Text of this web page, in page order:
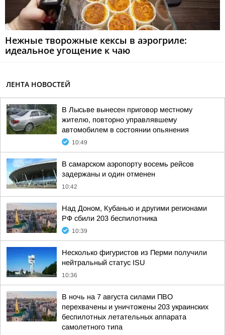
Нежные творожные кексы в аэрогриле:
идеальное угощение к чаю
ЛЕНТА НОВОСТЕЙ
В Лысьве вынесен приговор местному
жителю, повторно управлявшему
автомобилем в состоянии опьянения
10:49
В самарском аэропорту восемь рейсов
задержаны и один отменен
10:42
Над Доном, Кубанью и другими регионами
РФ сбили 203 беспилотника
10:39
Несколько фигуристов из Перми получили
нейтральный статус ISU
10:36
В ночь на 7 августа силами ПВО
перехвачены и уничтожены 203 украинских
беспилотных летательных аппарата
самолетного типа